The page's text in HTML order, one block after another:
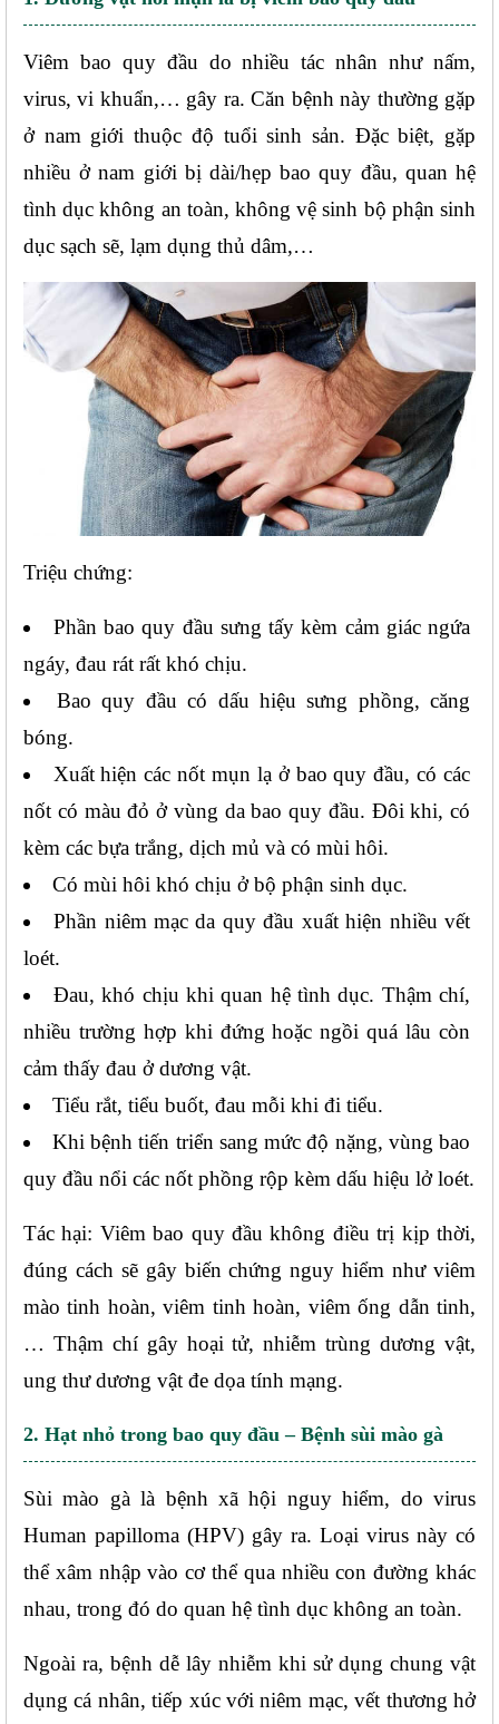
Viêm bao quy đầu do nhiều tác nhân như nấm,
virus, vi khuẩn,… gây ra. Căn bệnh này thường gặp
ở nam giới thuộc độ tuổi sinh sản. Đặc biệt, gặp
nhiều ở nam giới bị dài/hẹp bao quy đầu, quan hệ
tình dục không an toàn, không vệ sinh bộ phận sinh
dục sạch sẽ, lạm dụng thủ dâm,…
Triệu chứng:
Phần bao quy đầu sưng tấy kèm cảm giác ngứa
ngáy, đau rát rất khó chịu.
Bao quy đầu có dấu hiệu sưng phồng, căng
bóng.
Xuất hiện các nốt mụn lạ ở bao quy đầu, có các
nốt có màu đỏ ở vùng da bao quy đầu. Đôi khi, có
kèm các bựa trắng, dịch mủ và có mùi hôi.
Có mùi hôi khó chịu ở bộ phận sinh dục.
Phần niêm mạc da quy đầu xuất hiện nhiều vết
loét.
Đau, khó chịu khi quan hệ tình dục. Thậm chí,
nhiều trường hợp khi đứng hoặc ngồi quá lâu còn
cảm thấy đau ở dương vật.
Tiểu rắt, tiểu buốt, đau mỗi khi đi tiểu.
Khi bệnh tiến triển sang mức độ nặng, vùng bao
quy đầu nổi các nốt phồng rộp kèm dấu hiệu lở loét.
Tác hại: Viêm bao quy đầu không điều trị kịp thời,
đúng cách sẽ gây biến chứng nguy hiểm như viêm
mào tinh hoàn, viêm tinh hoàn, viêm ống dẫn tinh,
… Thậm chí gây hoại tử, nhiễm trùng dương vật,
ung thư dương vật đe dọa tính mạng.
2. Hạt nhỏ trong bao quy đầu – Bệnh sùi mào gà
Sùi mào gà là bệnh xã hội nguy hiểm, do virus
Human papilloma (HPV) gây ra. Loại virus này có
thể xâm nhập vào cơ thể qua nhiều con đường khác
nhau, trong đó do quan hệ tình dục không an toàn.
Ngoài ra, bệnh dễ lây nhiễm khi sử dụng chung vật
dụng cá nhân, tiếp xúc với niêm mạc, vết thương hở